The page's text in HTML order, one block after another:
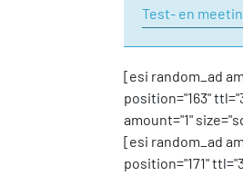
Test- en
[esi random_ad
position="163"
amount="1"
[esi random_ad
position="171"